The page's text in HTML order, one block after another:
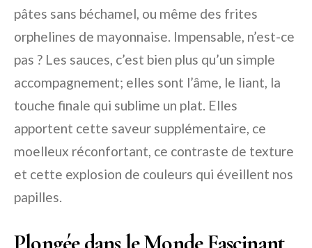
pâtes sans béchamel, ou même des frites
orphelines de mayonnaise. Impensable, n’est-ce
pas ? Les sauces, c’est bien plus qu’un simple
accompagnement; elles sont l’âme, le liant, la
touche finale qui sublime un plat. Elles
apportent cette saveur supplémentaire, ce
moelleux réconfortant, ce contraste de texture
et cette explosion de couleurs qui éveillent nos
papilles.
Plongée dans le Monde Fascinant